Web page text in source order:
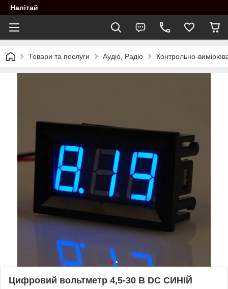
Налітай
Товари та послуги Аудіо, Радіо Контрольно-
Цифровий вольтметр 4,5-30 В DC СИНІЙ